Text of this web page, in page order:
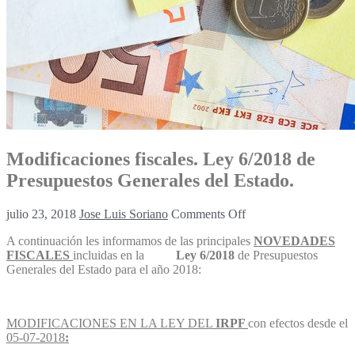
Modificaciones fiscales. Ley 6/2018 de
Presupuestos Generales del Estado.
julio 23, 2018 Jose Luis Soriano Comments Off
A continuación les informamos de las principales NOVEDADES
FISCALES incluidas en la Ley 6/2018 de Presupuestos
Generales del Estado para el año 2018:
MODIFICACIONES EN LA LEY DEL IRPF con efectos desde el
05-07-2018: